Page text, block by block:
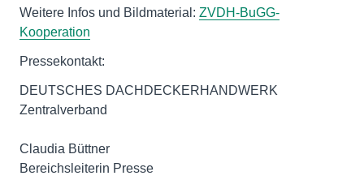
Weitere Infos und Bildmaterial: ZVDH-BuGG-
Kooperation
Pressekontakt:
DEUTSCHES DACHDECKERHANDWERK
Zentralverband
Claudia Büttner
Bereichsleiterin Presse